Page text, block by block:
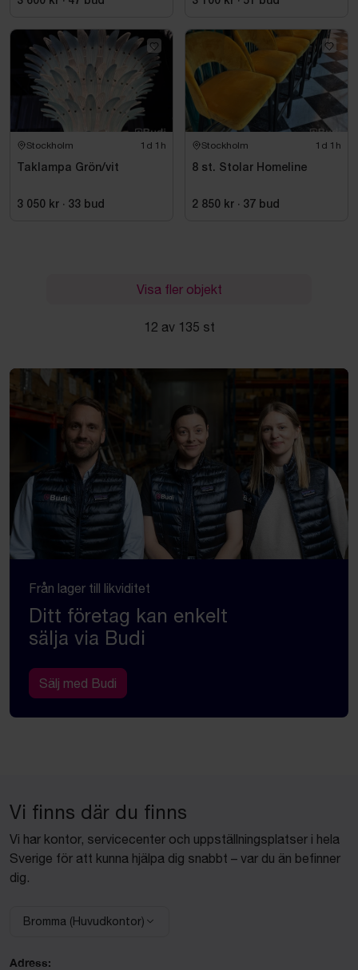
Stockholm 1d 1h
Taklampa Grön/vit
3 050 kr · 33 bud
Stockholm 1d 1h
8 st. Stolar Homeline
2 850 kr · 37 bud
Visa fler objekt
12 av 135 st
Från lager till likviditet
Ditt företag kan enkelt
sälja via Budi
Sälj med Budi
Vi finns där du finns
Vi har kontor, servicecenter och uppställningsplatser i hela
Sverige för att kunna hjälpa dig snabbt – var du än befinner
dig.
Välj anläggning:
Bromma (Huvudkontor)
Adress: